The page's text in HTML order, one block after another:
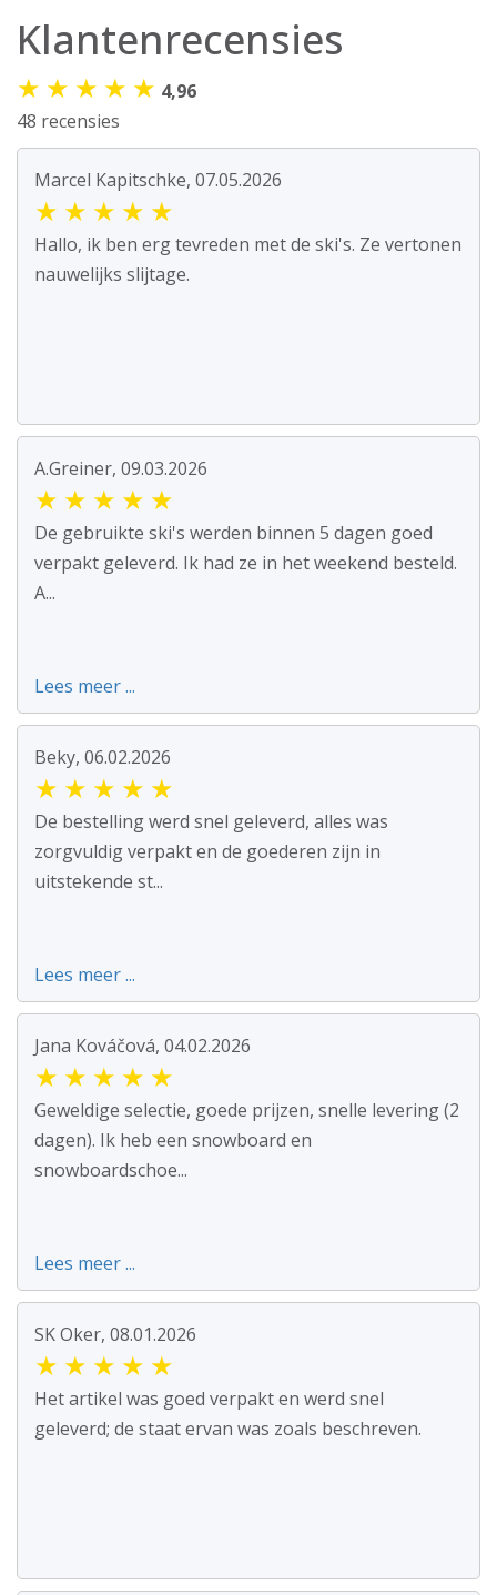
Klantenrecensies
★ ★ ★ ★ ★ 4,96
48 recensies
Marcel Kapitschke, 07.05.2026
★ ★ ★ ★ ★
Hallo, ik ben erg tevreden met de ski's. Ze vertonen
nauwelijks slijtage.
A.Greiner, 09.03.2026
★ ★ ★ ★ ★
De gebruikte ski's werden binnen 5 dagen goed
verpakt geleverd. Ik had ze in het weekend besteld.
A...
Lees meer ...
Beky, 06.02.2026
★ ★ ★ ★ ★
De bestelling werd snel geleverd, alles was
zorgvuldig verpakt en de goederen zijn in
uitstekende st...
Lees meer ...
Jana Kováčová, 04.02.2026
★ ★ ★ ★ ★
Geweldige selectie, goede prijzen, snelle levering (2
dagen). Ik heb een snowboard en
snowboardschoe...
Lees meer ...
SK Oker, 08.01.2026
★ ★ ★ ★ ★
Het artikel was goed verpakt en werd snel
geleverd; de staat ervan was zoals beschreven.